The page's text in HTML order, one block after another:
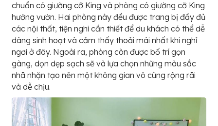
chuẩn có giường cỡ King và phòng có giường cỡ King
hướng vườn. Hai phòng này đều được trang bị đầy đủ
các nội thất, tiện nghi cần thiết để du khách có thể dễ
dàng sinh hoạt và cảm thấy thoải mái nhất khi nghỉ
ngơi ở đây. Ngoài ra, phòng còn được bố trí gọn
gàng, dọn dẹp sạch sẽ và lựa chọn những màu sắc
nhã nhặn tạo nên một không gian vô cùng rộng rãi
và dễ chịu.